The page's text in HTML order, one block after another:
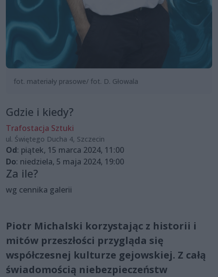
fot. materiały prasowe/ fot. D. Głowala
Gdzie i kiedy?
Trafostacja Sztuki
ul. Świętego Ducha 4, Szczecin
Od: piątek, 15 marca 2024, 11:00
Do: niedziela, 5 maja 2024, 19:00
Za ile?
wg cennika galerii
Piotr Michalski korzystając z historii i
mitów przeszłości przygląda się
współczesnej kulturze gejowskiej. Z całą
świadomością niebezpieczeństw